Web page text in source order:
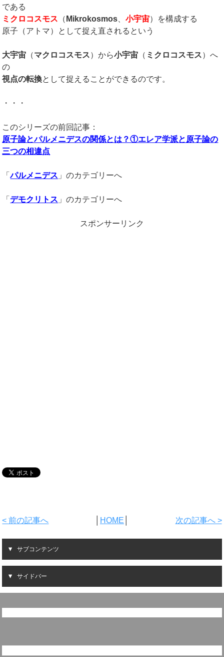
である
ミクロコスモス （ Mikrokosmos 、小宇宙）を構成する
原子（アトマ）として捉え直されるという
大宇宙 （マクロコスモス）から小宇宙 （ ミクロコスモス）へ
の
視点の転換として捉えることができるのです。
・・・
このシリーズの前回記事：
原子論とパルメニデスの関係とは？①エレア学派と原子論の
三つの相違点
「パルメニデス 」のカテゴリーへ
「デモクリトス 」のカテゴリーへ
スポンサーリンク
< 前の記事へ HOME 次の記事へ >
サブコンテンツ
サイドバー